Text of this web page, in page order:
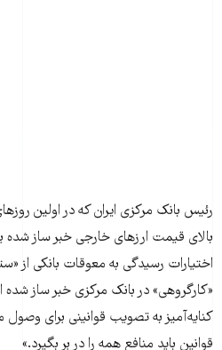
رئیس بانک مرکزی ایران که در اولین
بالای قیمت ارزهای خارجی خبر ساز شده
اختیارات رسیدگی به معوقات بانکی از
«کارگروهی» در بانک مرکزی خبر ساز شده
کنایه‌آمیز به تصویب قوانینی برای
قوانین باید منافع همه را در بر بگیرد.»